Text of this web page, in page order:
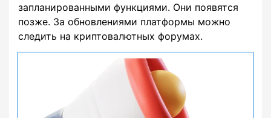
запланированными функциями. Они появятся
позже. За обновлениями платформы можно
следить на криптовалютных форумах.